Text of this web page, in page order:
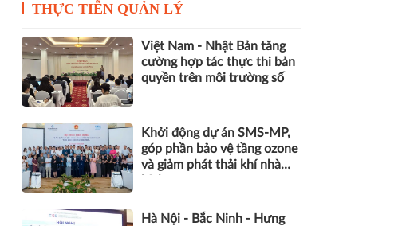
THỰC TIỄN QUẢN LÝ
Việt Nam - Nhật Bản tăng
cường hợp tác thực thi bản
quyền trên môi trường số
Khởi động dự án SMS-MP,
góp phần bảo vệ tầng ozone
và giảm phát thải khí nhà
Hà Nội - Bắc Ninh - Hưng